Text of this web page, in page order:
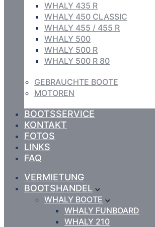
WHALY 435 R
WHALY 450 CLASSIC
WHALY 455 / 455 R
WHALY 500
WHALY 500 R
WHALY 500 R 80
GEBRAUCHTE BOOTE
MOTOREN
BOOTSSERVICE
KONTAKT
FOTOS
LINKS
FAQ
VERMIETUNG
BOOTSHANDEL
WHALY BOOTE
WHALY FUNBOARD
WHALY 210